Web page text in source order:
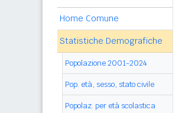
Home Comune
Statistiche Demografiche
Popolazione 2001-2024
Pop. età, sesso, stato civile
Popolaz. per età scolastica